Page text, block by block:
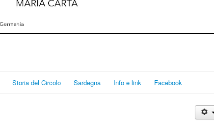
Storia del Circolo Sardegna Info e link Facebook